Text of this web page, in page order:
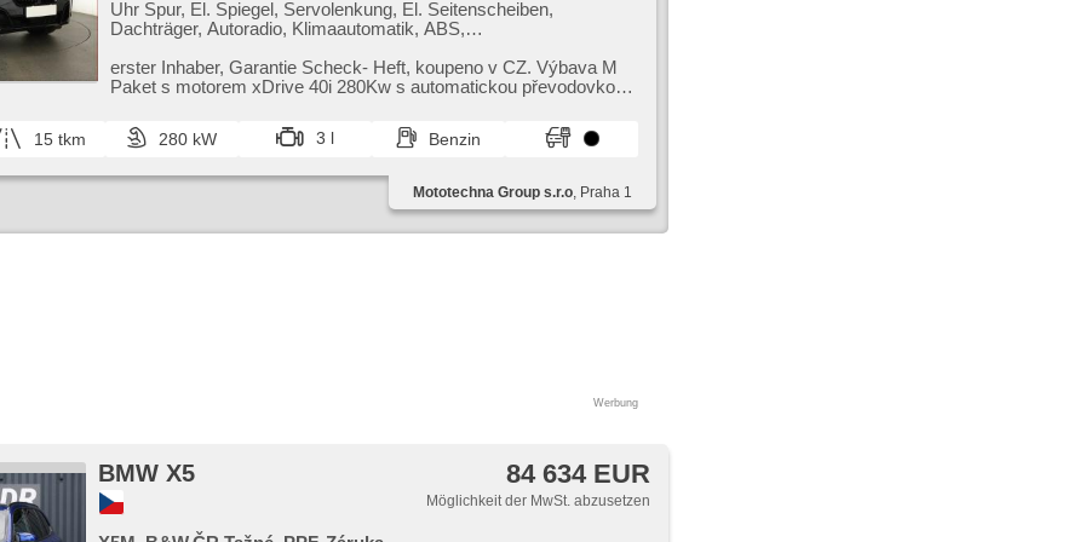
Uhr Spur, El. Spiegel, Servolenkung, El. Seitenscheiben,
Dachträger, Autoradio, Klimaautomatik, ABS,
Bordcomputer, El. Klappspiegel, Elektronisches
Stabilitätsprogramm (ESP), beheizte Sitze,
Anhängerkupplung, Reifendrucksensor, USB, Automatikgetriebe,
Antrieb 4x4
erster Inhaber,​ Garantie Scheck​- Heft,​ koupeno v CZ. Výbava M
Paket s motorem xDrive 40i 280Kw s automatickou převodovkou
15 tkm 280 kW 3 l Benzin
Mototechna Group s.r.o, Praha 1
Werbung
BMW X5 84 634 EUR
Möglichkeit der MwSt. abzusetzen